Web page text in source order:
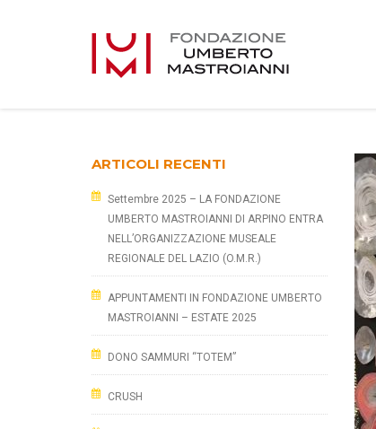
ARTICOLI RECENTI
Settembre 2025 – LA FONDAZIONE
UMBERTO MASTROIANNI DI ARPINO ENTRA
NELL’ORGANIZZAZIONE MUSEALE
REGIONALE DEL LAZIO (O.M.R.)
APPUNTAMENTI IN FONDAZIONE UMBERTO
MASTROIANNI – ESTATE 2025
DONO SAMMURI “TOTEM”
CRUSH